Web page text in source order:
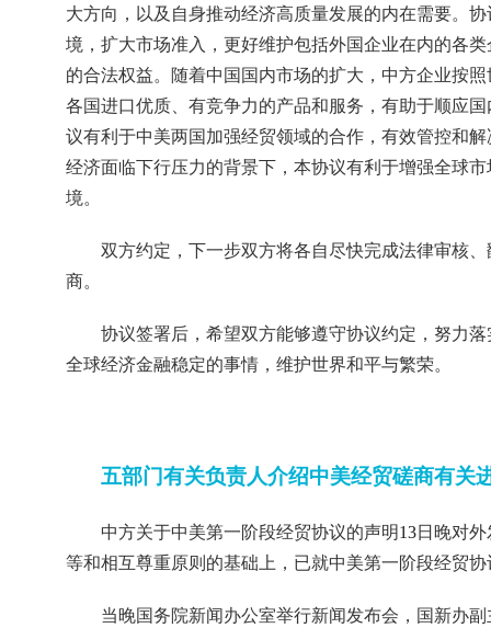
大方向，以及自身推动经济高质量发展的内在需要。
境，扩大市场准入，更好维护包括外国企业在内的各
的合法权益。随着中国国内市场的扩大，中方企业按
各国进口优质、有竞争力的产品和服务，有助于顺应
议有利于中美两国加强经贸领域的合作，有效管控和
经济面临下行压力的背景下，本协议有利于增强全球
境。
双方约定，下一步双方将各自尽快完成法律审核
商。
协议签署后，希望双方能够遵守协议约定，努力
全球经济金融稳定的事情，维护世界和平与繁荣。
五部门有关负责人介绍中美经贸磋商有关
中方关于中美第一阶段经贸协议的声明13日晚对
等和相互尊重原则的基础上，已就中美第一阶段经贸
当晚国务院新闻办公室举行新闻发布会，国新办